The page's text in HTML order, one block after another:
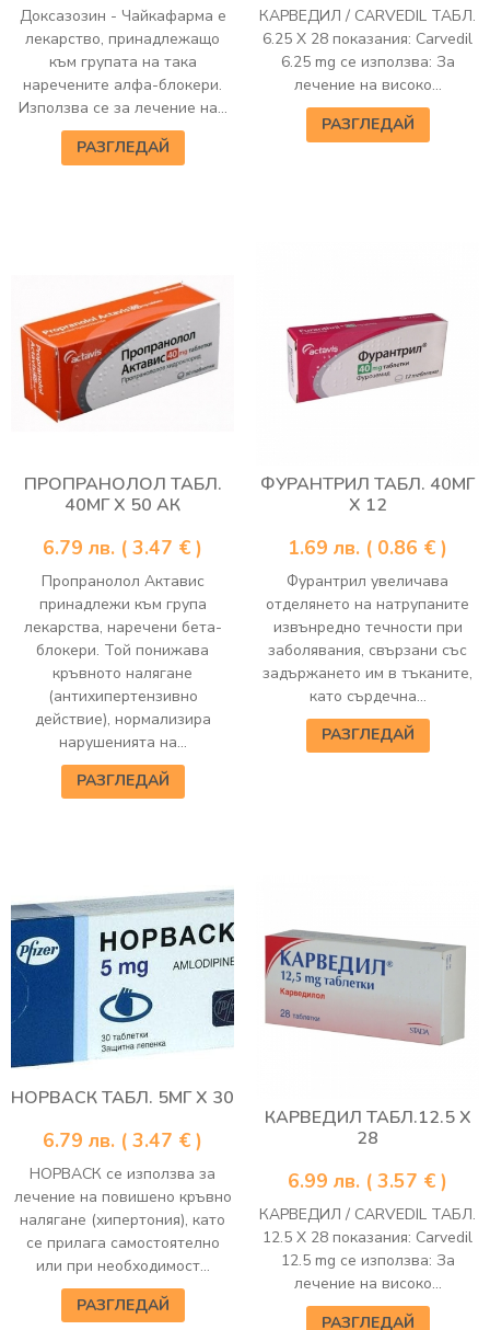
Доксазозин - Чайкафарма е
лекарство, принадлежащо
към групата на така
наречените алфа-блокери.
Използва се за лечение на...
РАЗГЛЕДАЙ
КАРВЕДИЛ / CARVEDIL ТАБЛ.
6.25 Х 28 показания: Carvedil
6.25 mg се използва: За
лечение на високо...
РАЗГЛЕДАЙ
ПРОПРАНОЛОЛ ТАБЛ.
40МГ Х 50 АК
6.79 лв. ( 3.47 € )
Пропранолол Актавис
принадлежи към група
лекарства, наречени бета-
блокери. Той понижава
кръвното налягане
(антихипертензивно
действие), нормализира
нарушенията на...
РАЗГЛЕДАЙ
ФУРАНТРИЛ ТАБЛ. 40МГ
Х 12
1.69 лв. ( 0.86 € )
Фурантрил увеличава
отделянето на натрупаните
извънредно течности при
заболявания, свързани със
задържането им в тъканите,
като сърдечна...
РАЗГЛЕДАЙ
НОРВАСК ТАБЛ. 5МГ Х 30
6.79 лв. ( 3.47 € )
НОРВАСК се използва за
лечение на повишено кръвно
налягане (хипертония), като
се прилага самостоятелно
или при необходимост...
РАЗГЛЕДАЙ
КАРВЕДИЛ ТАБЛ.12.5 Х
28
6.99 лв. ( 3.57 € )
КАРВЕДИЛ / CARVEDIL ТАБЛ.
12.5 Х 28 показания: Carvedil
12.5 mg се използва: За
лечение на високо...
РАЗГЛЕДАЙ